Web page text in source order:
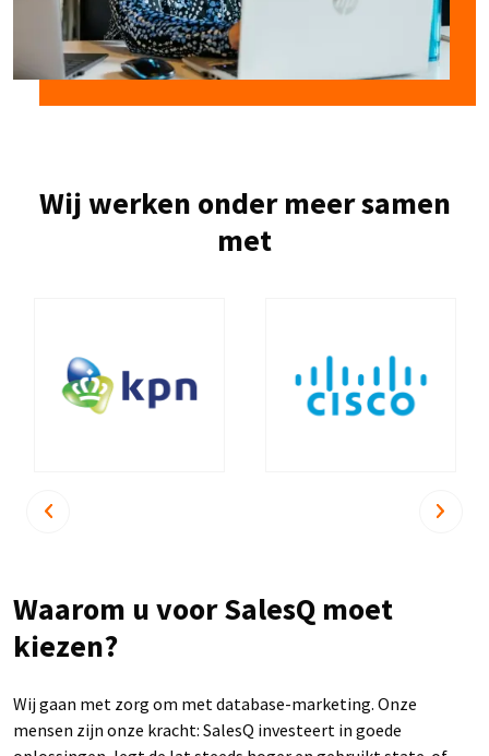
Wij werken onder meer samen
met
Waarom u voor SalesQ moet
kiezen?
Wij gaan met zorg om met database-marketing. Onze
mensen zijn onze kracht: SalesQ investeert in goede